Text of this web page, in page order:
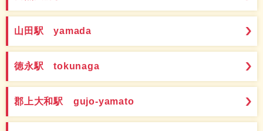
山田駅 yamada
徳永駅 tokunaga
郡上大和駅 gujo-yamato